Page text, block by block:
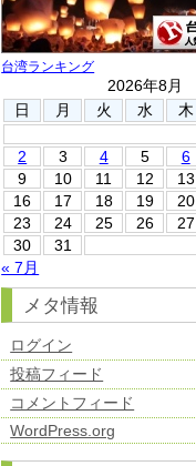
台湾ランキング
2026年8月
日
月 火 水 木
2
3 4 5 6
9
10 11 12 13
16
17 18 19 20
23
24 25 26 27
30
31
« 7月
メタ情報
ログイン
投稿フィード
コメントフィード
WordPress.org